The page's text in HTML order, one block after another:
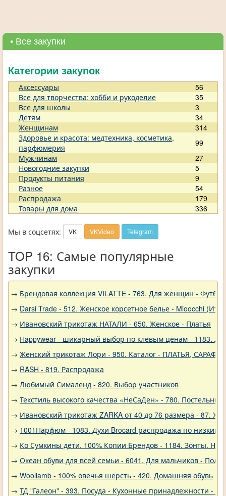
• Все закупки
Категории закупок
Аксессуары
56
Все для творчества: хобби и рукоделие
35
Все для школы
3
Детям
34
Женщинам
314
Здоровье и красота: медтехника, косметика,
парфюмерия
99
Мужчинам
27
Новогодние закупки
5
Продукты питания
9
Разное
54
Распродажа
179
Товары для дома
336
Мы в соцсетях: VK VKVideo Telegram
TOP 16: Самые популярные
закупки
→ Брендовая коллекция VILATTE - 763. Для женщин -
→ Darsi Trade - 512. Женское корсетное белье - Mioocchi
→ Ивановский трикотаж НАТАЛИ - 650. Женское - Платья
→ Нappywear - шикарный выбор по клевым ценам - 1183.
→ Женский трикотаж Лори - 950. Каталог - ПЛАТЬЯ,
→ RASH - 819. Распродажа
→ Любимый Сималенд - 820. Выбор участников
→ Текстиль высокого качества «НеСаДен» - 780.
→ Ивановский трикотаж ZARKA от 40 до 76 размера - 87.
→ 1001Парфюм - 1083. Духи Brocard распродажа по низким
→ Ко Сумкины дети. 100% Копии Брендов - 1184. Зонты.
→ Океан обуви для всей семьи - 6041. Для мальчиков -
→ Woollamb - 100% овечья шерсть - 420. Домашняя обувь
→ ТД "Галеон" - 393. Посуда - Кухонные принадлежности -